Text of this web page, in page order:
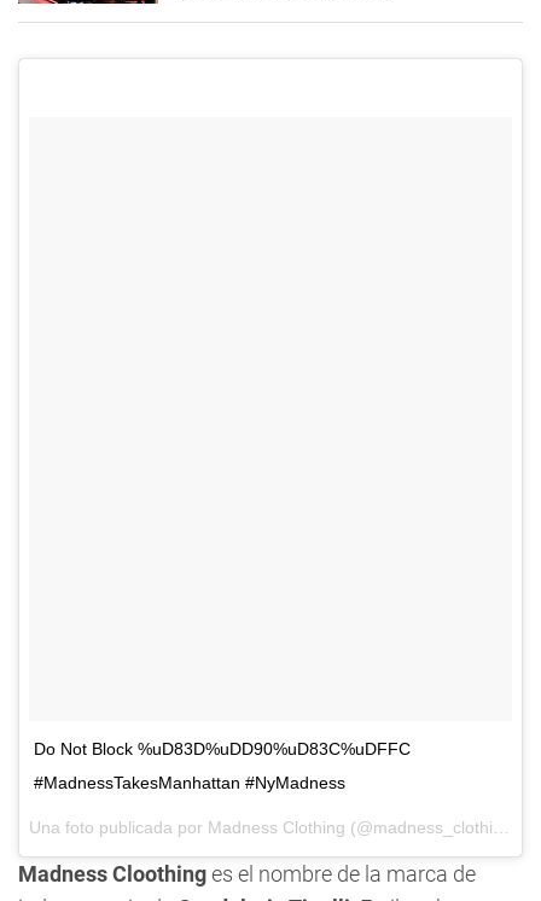
Do Not Block %uD83D%uDD90%uD83C%uDFFC
#MadnessTakesManhattan #NyMadness
Madness Cloothinges el nombre de la marca de